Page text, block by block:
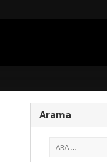
Arama